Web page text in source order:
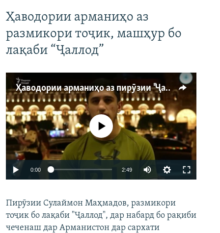
Ҳаводории арманиҳо аз
размикори тоҷик, машҳур бо
лақаби “Ҷаллод”
Ҳаводории арманиҳо аз пирӯзии "Ҷаллод"-и тоҷик
Auto 240p 360p 480p
Феълан кор намекунад
0:00 2:49
360p
480p
Пирӯзии Сулаймон Маҳмадов, размикори
тоҷик бо лақаби "Ҷаллод", дар набард бо рақиби
чеченаш дар Арманистон дар сархати